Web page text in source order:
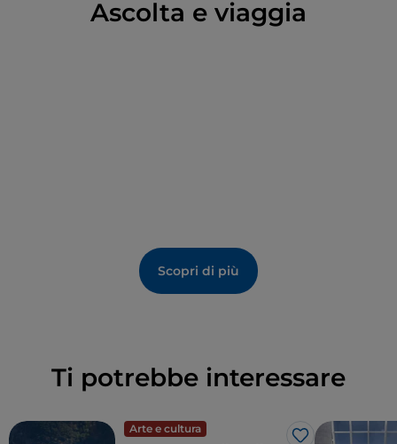
Ascolta e viaggia
Scopri di più
Ti potrebbe interessare
Arte e cultura